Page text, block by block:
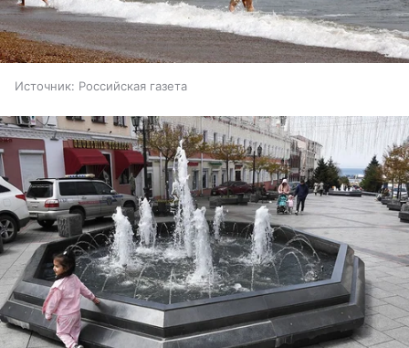
Источник: Российская газета